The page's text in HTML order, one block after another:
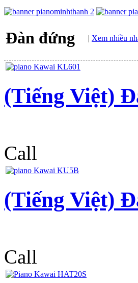
Đàn đứng | Xem nhiều
(Tiếng Việt)
Call
(Tiếng Việt)
Call